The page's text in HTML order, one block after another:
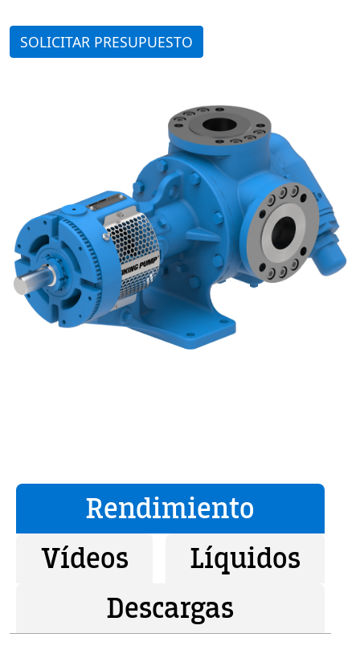
SOLICITAR PRESUPUESTO
Rendimiento
Vídeos
Líquidos
Descargas